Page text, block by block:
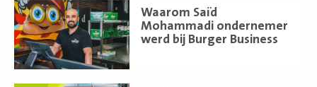
Waarom Saïd
Mohammadi ondernemer
werd bij Burger Business
Lees
meer